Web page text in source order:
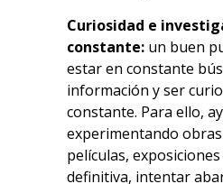
Curiosidad e
constante: un buen
estar en constante
información y ser
constante. Para ello,
experimentando
películas,
definitiva, intentar